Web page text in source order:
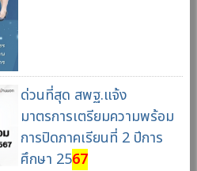
ด่วนที่สุด สพฐ.แจ้ง
มาตรการเตรียมความพร้อม
การปิดภาคเรียนที่ 2 ปีการ
ศึกษา 2567